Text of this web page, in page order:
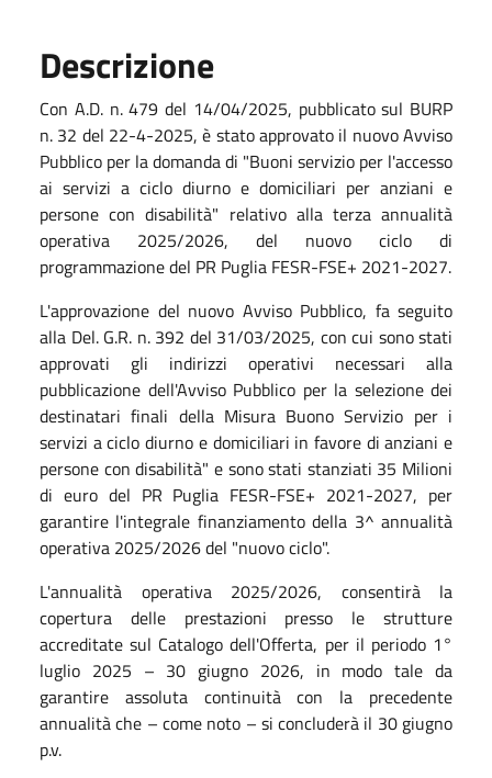
Descrizione
Con A.D. n. 479 del 14/04/2025, pubblicato sul BURP
n. 32 del 22-4-2025, è stato approvato il nuovo Avviso
Pubblico per la domanda di "Buoni servizio per l'accesso
ai servizi a ciclo diurno e domiciliari per anziani e
persone con disabilità" relativo alla terza annualità
operativa 2025/2026, del nuovo ciclo di
programmazione del PR Puglia FESR-FSE+ 2021-2027.
L'approvazione del nuovo Avviso Pubblico, fa seguito
alla Del. G.R. n. 392 del 31/03/2025, con cui sono stati
approvati gli indirizzi operativi necessari alla
pubblicazione dell'Avviso Pubblico per la selezione dei
destinatari finali della Misura Buono Servizio per i
servizi a ciclo diurno e domiciliari in favore di anziani e
persone con disabilità" e sono stati stanziati 35 Milioni
di euro del PR Puglia FESR-FSE+ 2021-2027, per
garantire l'integrale finanziamento della 3^ annualità
operativa 2025/2026 del "nuovo ciclo".
L'annualità operativa 2025/2026, consentirà la
copertura delle prestazioni presso le strutture
accreditate sul Catalogo dell'Offerta, per il periodo 1°
luglio 2025 – 30 giugno 2026, in modo tale da
garantire assoluta continuità con la precedente
annualità che – come noto – si concluderà il 30 giugno
p.v.